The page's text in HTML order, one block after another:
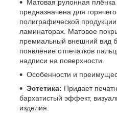
Матовая рулонная
предназначена для
полиграфической
ламинаторах. Матовое
премиальный внешний вид
появление отпечатков
надписи на поверхности.
Особенности и
Эстетика: Придает
бархатистый эффект,
изделия.